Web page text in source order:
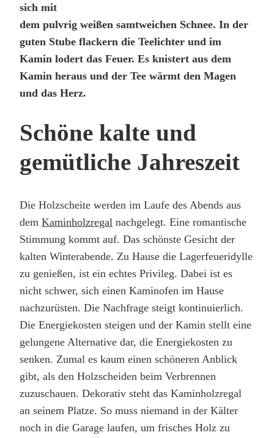
sich mit
dem pulvrig weißen samtweichen Schnee. In der
guten Stube flackern die Teelichter und im
Kamin lodert das Feuer. Es knistert aus dem
Kamin heraus und der Tee wärmt den Magen
und das Herz.
Schöne kalte und
gemütliche Jahreszeit
Die Holzscheite werden im Laufe des Abends aus
dem Kaminholzregal nachgelegt. Eine romantische
Stimmung kommt auf. Das schönste Gesicht der
kalten Winterabende. Zu Hause die Lagerfeueridylle
zu genießen, ist ein echtes Privileg. Dabei ist es
nicht schwer, sich einen Kaminofen im Hause
nachzurüsten. Die Nachfrage steigt kontinuierlich.
Die Energiekosten steigen und der Kamin stellt eine
gelungene Alternative dar, die Energiekosten zu
senken. Zumal es kaum einen schöneren Anblick
gibt, als den Holzscheiden beim Verbrennen
zuzuschauen. Dekorativ steht das Kaminholzregal
an seinem Platze. So muss niemand in der Kälter
noch in die Garage laufen, um frisches Holz zu